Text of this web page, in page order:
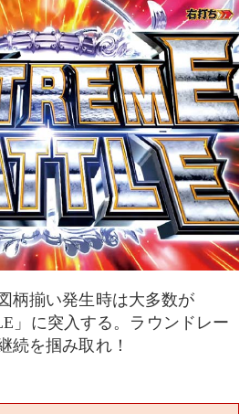
柄揃い発生時は大多数が
」に突入する。ラウンドレー
続を掴み取れ！